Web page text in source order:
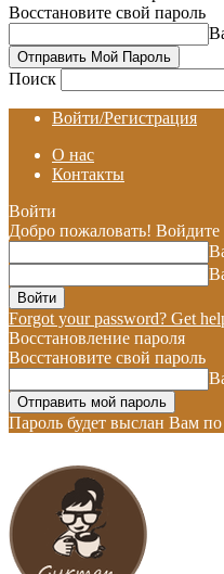
Восстановите свой пароль
Поиск
Войти/Регистрация
О нас
Контакты
Войти
Добро пожаловать!
Forgot your password? Get
Восстановление пароля
Восстановите свой пароль
Пароль будет выслан Вам